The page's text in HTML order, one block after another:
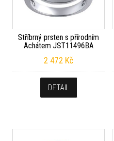
Stříbrný prsten s přírodním
Achátem JST11496BA
2 472 Kč
DETAIL